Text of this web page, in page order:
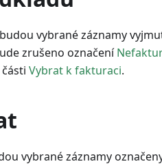
vybrané záznamy
zrušeno označení
Vybrat k fakturaci.
vybrané záznamy